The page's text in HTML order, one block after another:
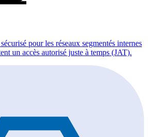
pour les réseaux segmentés internes
un accès autorisé juste à temps (JAT).